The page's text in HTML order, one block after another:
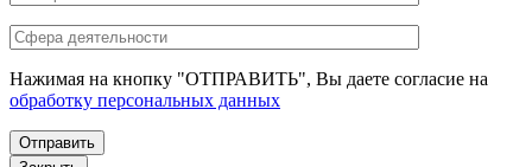
Нажимая на кнопку "ОТПРАВИТЬ", Вы даете согласие на
обработку персональных данных